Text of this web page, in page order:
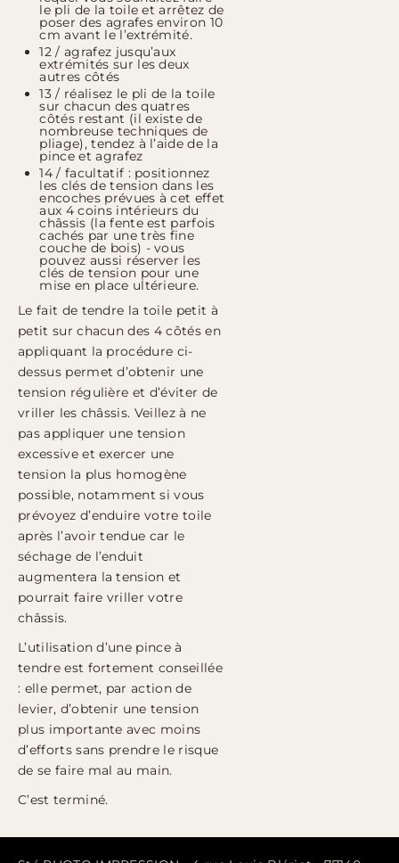
le pli de la toile et arrêtez de
poser des agrafes environ 10
cm avant le l’extrémité.
12 / agrafez jusqu’aux
extrémités sur les deux
autres côtés
13 / réalisez le pli de la toile
sur chacun des quatres
côtés restant (il existe de
nombreuse techniques de
pliage), tendez à l’aide de la
pince et agrafez
14 / facultatif : positionnez
les clés de tension dans les
encoches prévues à cet effet
aux 4 coins intérieurs du
châssis (la fente est parfois
cachés par une très fine
couche de bois) - vous
pouvez aussi réserver les
clés de tension pour une
mise en place ultérieure.
Le fait de tendre la toile petit à
petit sur chacun des 4 côtés en
appliquant la procédure ci-
dessus permet d’obtenir une
tension régulière et d’éviter de
vriller les châssis. Veillez à ne
pas appliquer une tension
excessive et exercer une
tension la plus homogène
possible, notamment si vous
prévoyez d’enduire votre toile
après l’avoir tendue car le
séchage de l’enduit
augmentera la tension et
pourrait faire vriller votre
châssis.
L’utilisation d’une pince à
tendre est fortement conseillée
: elle permet, par action de
levier, d’obtenir une tension
plus importante avec moins
d’efforts sans prendre le risque
de se faire mal au main.
C’est terminé.